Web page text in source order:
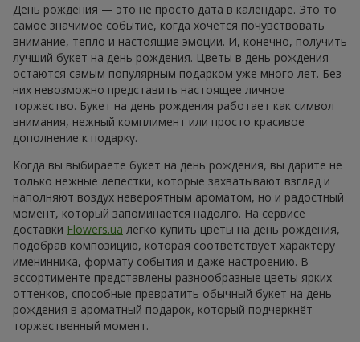
День рождения — это не просто дата в календаре. Это то
самое значимое событие, когда хочется почувствовать
внимание, тепло и настоящие эмоции. И, конечно, получить
лучший букет на день рождения. Цветы в день рождения
остаются самым популярным подарком уже много лет. Без
них невозможно представить настоящее личное
торжество. Букет на день рождения работает как символ
внимания, нежный комплимент или просто красивое
дополнение к подарку.
Когда вы выбираете букет на день рождения, вы дарите не
только нежные лепестки, которые захватывают взгляд и
наполняют воздух невероятным ароматом, но и радостный
момент, который запоминается надолго. На сервисе
доставки Flowers.ua легко купить цветы на день рождения,
подобрав композицию, которая соответствует характеру
именинника, формату события и даже настроению. В
ассортименте представлены разнообразные цветы ярких
оттенков, способные превратить обычный букет на день
рождения в ароматный подарок, который подчеркнёт
торжественный момент.